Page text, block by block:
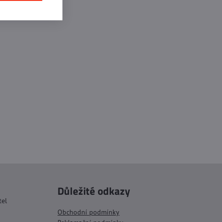
Důležité odkazy
Obchodní podmínky